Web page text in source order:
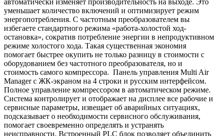
уменьшает количество включений и оптимизирует режим
энергопотребления. С частотным преобразователем вы
избегаете стандартного режима «работа-холостой ход-
остановка», сократив потребление энергии в непродуктивном
режиме холостого хода. Такая существенная экономия
помогает быстрее окупить не только разницу в стоимости с
оборудованием без частотного преобразователя, но и
стоимость самого компрессора. Панель управления Multi Air
Manager с ЖК-экраном на 4 строки и русским интерфейсом.
Полное управление компрессором в автоматическом режиме.
Система контролирует и отображает на дисплее все рабочие и
сервисные параметры, извещает об аварийных ситуациях,
подсказывает о необходимости сервисного обслуживания,
помогает своевременно определять и устранять
неисправности. Встроенный PLC блок позволяет объединить